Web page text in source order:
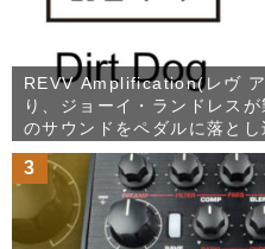
REVV Amplification(レヴ ア
り、ジョーイ・ランドレス
のサウンドをペダルに落とし
Dirt Dogが発売！
3